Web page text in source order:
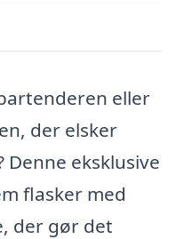
eller
der elsker
Denne eksklusive
flasker med
der gør det